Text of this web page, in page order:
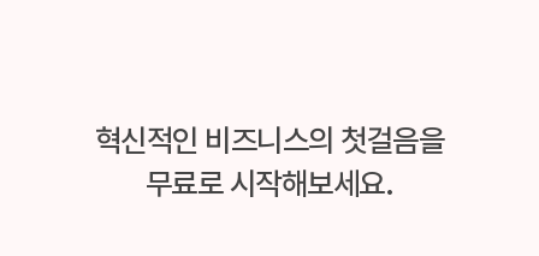
혁신적인 비즈니스의 첫걸음을
무료로 시작해보세요.